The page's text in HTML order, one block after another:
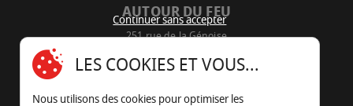
AUTOUR DU FEU
251 rue de la Génoise
05 45 22 98 09
Nous envoyer un e-mail
Continuer sans accepter
LES COOKIES ET VOUS...
Nous utilisons des cookies pour optimiser les